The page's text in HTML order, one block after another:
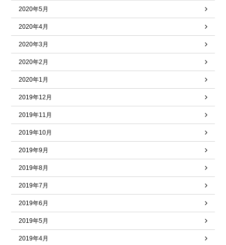
2020年5月
2020年4月
2020年3月
2020年2月
2020年1月
2019年12月
2019年11月
2019年10月
2019年9月
2019年8月
2019年7月
2019年6月
2019年5月
2019年4月